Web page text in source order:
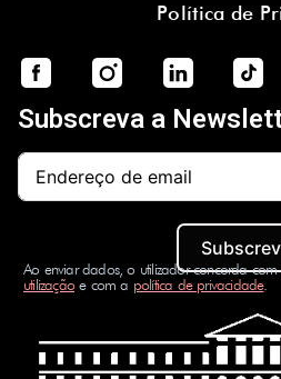
Política de
Subscreva a
Ao enviar dados, o utilizador concorda
utilizaçãoe com a política de privacidade.